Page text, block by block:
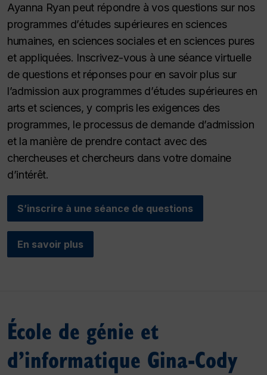
Ayanna Ryan peut répondre à vos questions sur nos
programmes d’études supérieures en sciences
humaines, en sciences sociales et en sciences pures
et appliquées. Inscrivez-vous à une séance virtuelle
de questions et réponses pour en savoir plus sur
l’admission aux programmes d’études supérieures en
arts et sciences, y compris les exigences des
programmes, le processus de demande d’admission
et la manière de prendre contact avec des
chercheuses et chercheurs dans votre domaine
d’intérêt.
S’inscrire à une séance de questions
En savoir plus
École de génie et
d’informatique Gina-Cody